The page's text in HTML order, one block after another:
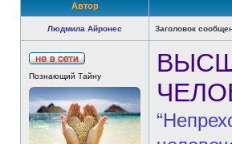
Автор
Людмила Айронес Заголовок
Познающий Тайну